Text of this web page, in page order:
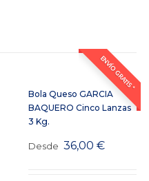
ENVÍO GRATIS *
Bola Queso GARCIA
BAQUERO Cinco Lanzas
3 Kg.
Desde 36,00€